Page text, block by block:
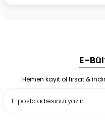
Enterogermina Family
Deep Flex Stres
Matı Set 40x60 cm
Deep Flex Stres
E-
Hemen kayıt ol fırsat &